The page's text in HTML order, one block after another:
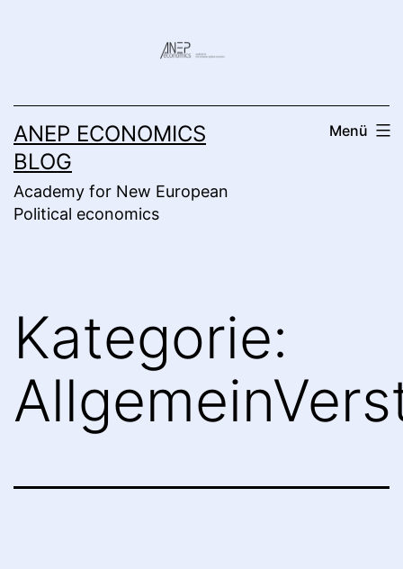
ANEP ECONOMICS
BLOG
Academy for New European
Political economics
Menü
Kategorie: